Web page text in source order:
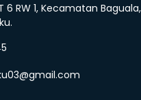
6 RW 1, Kecamatan